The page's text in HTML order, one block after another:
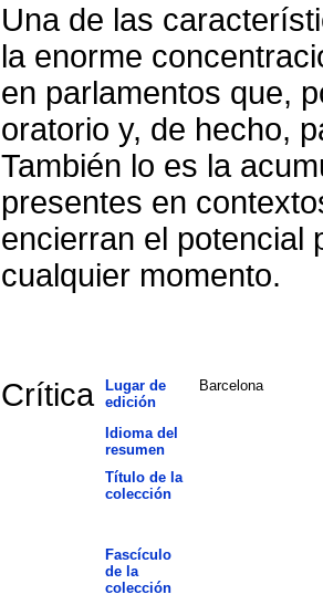
Una de las
la enorme
en parlamentos que,
oratorio y, de hecho,
También lo es la
presentes en
encierran el potencial
cualquier momento.
Crítica
Lugar de
edición
Barcelona
Idioma del
resumen
Título de la
colección
Fascículo
de la
colección